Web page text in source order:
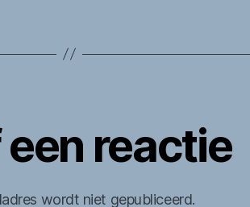
een reactie
wordt niet gepubliceerd.